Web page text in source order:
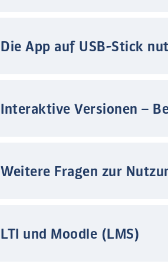
Die App auf USB-Stick
Interaktive Versionen –
Weitere Fragen zur
LTI und Moodle (LMS)